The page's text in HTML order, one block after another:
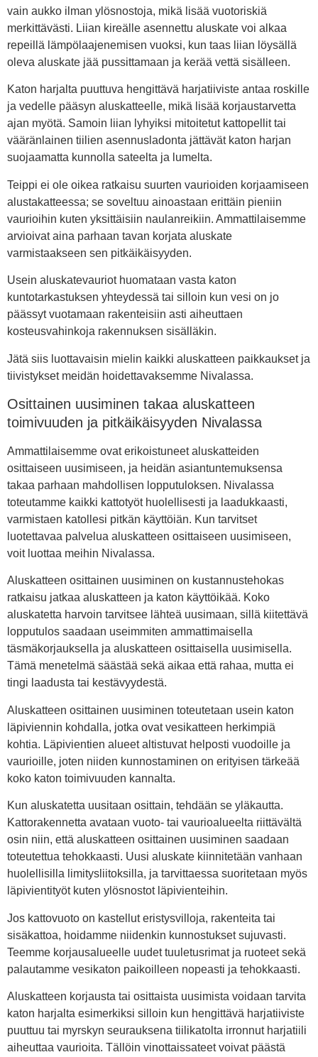
vain aukko ilman ylösnostoja, mikä lisää vuotoriskiä
merkittävästi. Liian kireälle asennettu aluskate voi alkaa
repeillä lämpölaajenemisen vuoksi, kun taas liian löysällä
oleva aluskate jää pussittamaan ja kerää vettä sisälleen.
Katon harjalta puuttuva hengittävä harjatiiviste antaa roskille
ja vedelle pääsyn aluskatteelle, mikä lisää korjaustarvetta
ajan myötä. Samoin liian lyhyiksi mitoitetut kattopellit tai
vääränlainen tiilien asennusladonta jättävät katon harjan
suojaamatta kunnolla sateelta ja lumelta.
Teippi ei ole oikea ratkaisu suurten vaurioiden korjaamiseen
alustakatteessa; se soveltuu ainoastaan erittäin pieniin
vaurioihin kuten yksittäisiin naulanreikiin. Ammattilaisemme
arvioivat aina parhaan tavan korjata aluskate
varmistaakseen sen pitkäikäisyyden.
Usein aluskatevauriot huomataan vasta katon
kuntotarkastuksen yhteydessä tai silloin kun vesi on jo
päässyt vuotamaan rakenteisiin asti aiheuttaen
kosteusvahinkoja rakennuksen sisälläkin.
Jätä siis luottavaisin mielin kaikki aluskatteen paikkaukset ja
tiivistykset meidän hoidettavaksemme Nivalassa.
Osittainen uusiminen takaa aluskatteen
toimivuuden ja pitkäikäisyyden Nivalassa
Ammattilaisemme ovat erikoistuneet aluskatteiden
osittaiseen uusimiseen, ja heidän asiantuntemuksensa
takaa parhaan mahdollisen lopputuloksen. Nivalassa
toteutamme kaikki kattotyöt huolellisesti ja laadukkaasti,
varmistaen katollesi pitkän käyttöiän. Kun tarvitset
luotettavaa palvelua aluskatteen osittaiseen uusimiseen,
voit luottaa meihin Nivalassa.
Aluskatteen osittainen uusiminen on kustannustehokas
ratkaisu jatkaa aluskatteen ja katon käyttöikää. Koko
aluskatetta harvoin tarvitsee lähteä uusimaan, sillä kiitettävä
lopputulos saadaan useimmiten ammattimaisella
täsmäkorjauksella ja aluskatteen osittaisella uusimisella.
Tämä menetelmä säästää sekä aikaa että rahaa, mutta ei
tingi laadusta tai kestävyydestä.
Aluskatteen osittainen uusiminen toteutetaan usein katon
läpiviennin kohdalla, jotka ovat vesikatteen herkimpiä
kohtia. Läpivientien alueet altistuvat helposti vuodoille ja
vaurioille, joten niiden kunnostaminen on erityisen tärkeää
koko katon toimivuuden kannalta.
Kun aluskatetta uusitaan osittain, tehdään se yläkautta.
Kattorakennetta avataan vuoto- tai vaurioalueelta riittävältä
osin niin, että aluskatteen osittainen uusiminen saadaan
toteutettua tehokkaasti. Uusi aluskate kiinnitetään vanhaan
huolellisilla limitysliitoksilla, ja tarvittaessa suoritetaan myös
läpivientityöt kuten ylösnostot läpivienteihin.
Jos kattovuoto on kastellut eristysvilloja, rakenteita tai
sisäkattoa, hoidamme niidenkin kunnostukset sujuvasti.
Teemme korjausalueelle uudet tuuletusrimat ja ruoteet sekä
palautamme vesikaton paikoilleen nopeasti ja tehokkaasti.
Aluskatteen korjausta tai osittaista uusimista voidaan tarvita
katon harjalta esimerkiksi silloin kun hengittävä harjatiiviste
puuttuu tai myrskyn seurauksena tiilikatolta irronnut harjatiili
aiheuttaa vaurioita. Tällöin vinottaissateet voivat päästä